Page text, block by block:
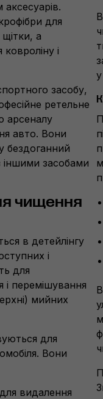
для
а
і
засобу,
ретельне
арсеналу
авто. Вони
бездоганний
іншими засобами
чищення
в детейлінгу
і
для
і перемішування
мийних
для
Вони
видалення